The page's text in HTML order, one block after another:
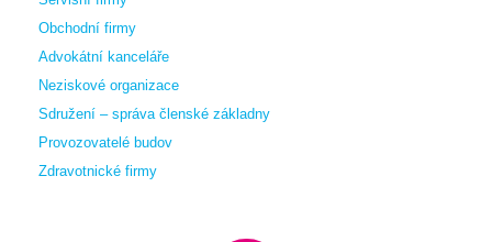
Obchodní firmy
Advokátní kanceláře
Neziskové organizace
Sdružení – správa členské základny
Provozovatelé budov
Zdravotnické firmy